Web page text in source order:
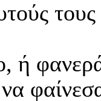
ή